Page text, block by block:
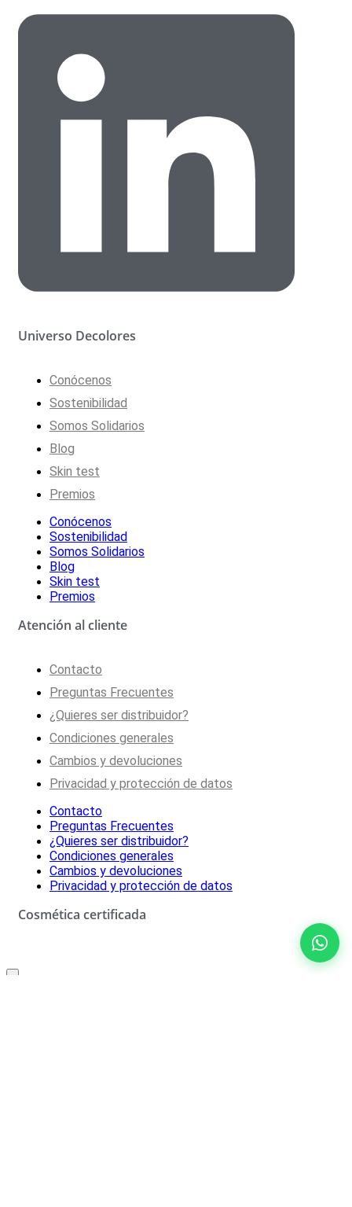
Universo Decolores
Conócenos
Sostenibilidad
Somos Solidarios
Blog
Skin test
Premios
Conócenos
Sostenibilidad
Somos Solidarios
Blog
Skin test
Premios
Atención al cliente
Contacto
Preguntas Frecuentes
¿Quieres ser distribuidor?
Condiciones generales
Cambios y devoluciones
Privacidad y protección de datos
Contacto
Preguntas Frecuentes
¿Quieres ser distribuidor?
Condiciones generales
Cambios y devoluciones
Privacidad y protección de datos
Cosmética certificada